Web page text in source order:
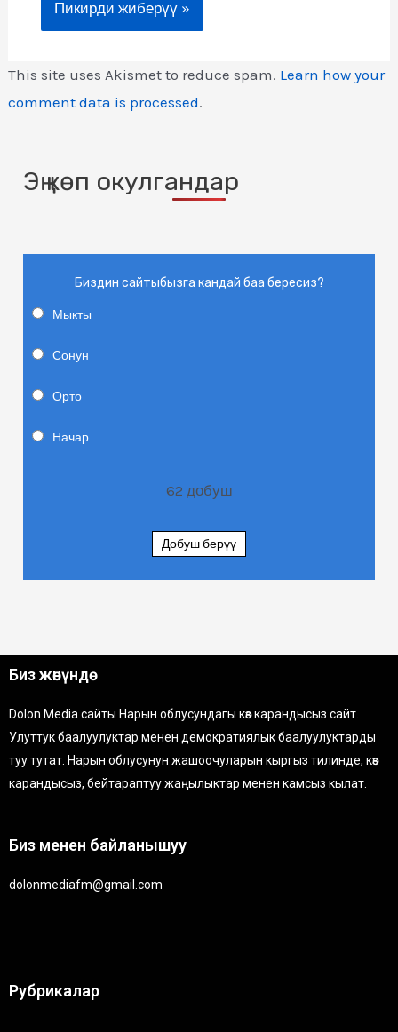
This site uses Akismet to reduce spam. Learn how your
comment data is processed.
Эң көп окулгандар
Биздин сайтыбызга кандай баа бересиз?
Мыкты
Сонун
Орто
Начар
62 добуш
Добуш берүү
Биз жөнүндө
Dolon Media сайты Нарын облусундагы көз карандысыз сайт.
Улуттук баалуулуктар менен демократиялык баалуулуктарды
туу тутат. Нарын облусунун жашоочуларын кыргыз тилинде, көз
карандысыз, бейтараптуу жаңылыктар менен камсыз кылат.
Биз менен байланышуу
dolonmediafm@gmail.com
Рубрикалар